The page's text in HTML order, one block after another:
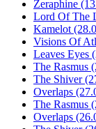
Zeraphine
Lord Of The
Kamelot
Visions Of
Leaves Eyes
The Rasmus
The Shiver
Overlaps
The Rasmus
Overlaps